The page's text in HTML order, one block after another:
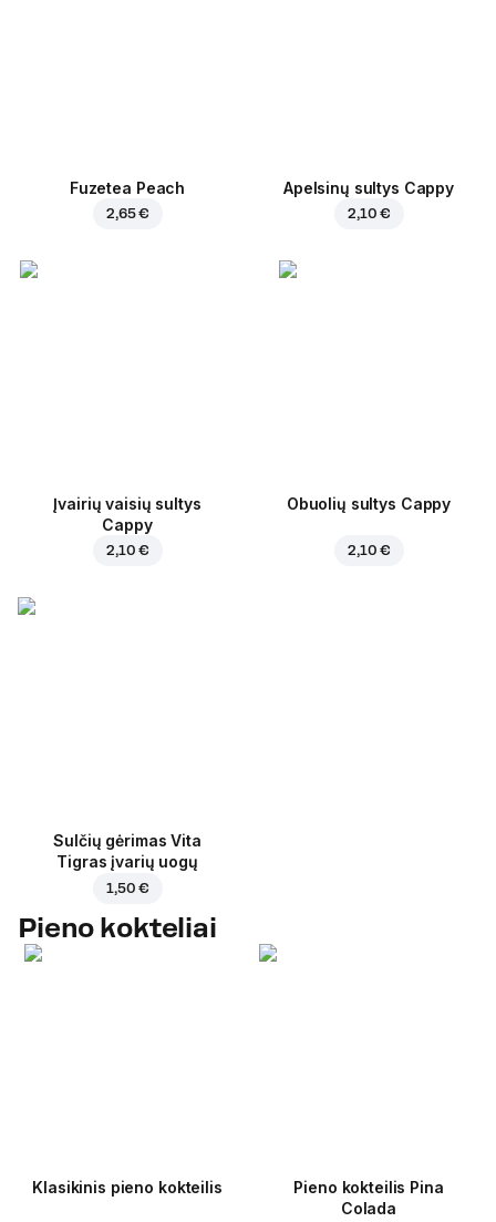
Fuzetea Peach
2,65 €
Apelsinų sultys Cappy
2,10 €
Įvairių vaisių sultys
Cappy
2,10 €
Obuolių sultys Cappy
2,10 €
Sulčių gėrimas Vita
Tigras įvarių uogų
1,50 €
Pieno kokteliai
Klasikinis pieno kokteilis
Pieno kokteilis Pina
Colada